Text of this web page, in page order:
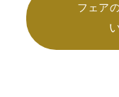
フェア